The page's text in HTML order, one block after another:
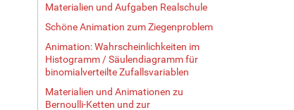
Materialien und Aufgaben Realschule
Schöne Animation zum Ziegenproblem
Animation: Wahrscheinlichkeiten im
Histogramm / Säulendiagramm für
binomialverteilte Zufallsvariablen
Materialien und Animationen zu
Bernoulli-Ketten und zur